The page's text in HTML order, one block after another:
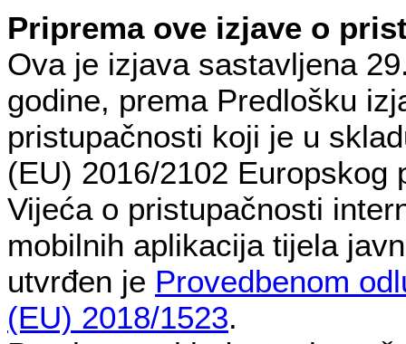
Priprema ove izjave o
Ova je izjava sastavljena
godine, prema Predlošku
pristupačnosti koji je u
(EU) 2016/2102 Europskog
Vijeća o pristupačnosti
mobilnih aplikacija tijela
utvrđen je Provedbenom
(EU) 2018/1523.